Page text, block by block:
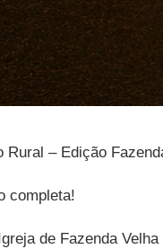
– Edição
completa!
de Fazenda Velha